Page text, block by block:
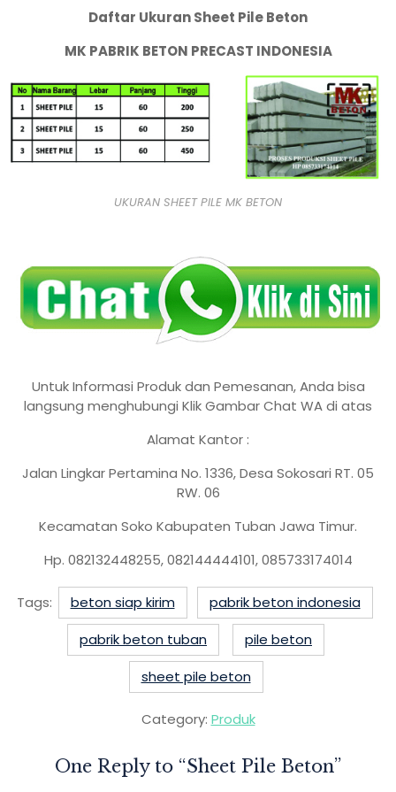
Daftar Ukuran Sheet Pile Beton
MK PABRIK BETON PRECAST INDONESIA
UKURAN SHEET PILE MK BETON
Untuk Informasi Produk dan Pemesanan, Anda bisa
langsung menghubungi Klik Gambar Chat WA di atas
Alamat Kantor :
Jalan Lingkar Pertamina No. 1336, Desa Sokosari RT. 05
RW. 06
Kecamatan Soko Kabupaten Tuban Jawa Timur.
Hp. 082132448255, 082144444101, 085733174014
Tags: beton siap kirim
pabrik beton indonesia
pabrik beton tuban
pile beton
sheet pile beton
Category: Produk
One Reply to “Sheet Pile Beton”